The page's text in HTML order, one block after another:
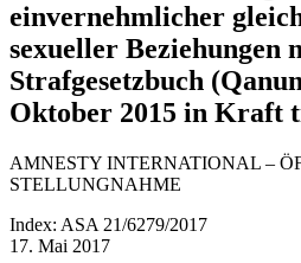
einvernehmlicher
sexueller Beziehungen
Strafgesetzbuch
Oktober 2015 in Kraft
AMNESTY INTERNATIONAL –
STELLUNGNAHME
Index: ASA 21/6279/2017
17. Mai 2017